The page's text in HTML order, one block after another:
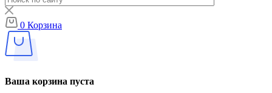
0 Корзина
Ваша корзина пуста